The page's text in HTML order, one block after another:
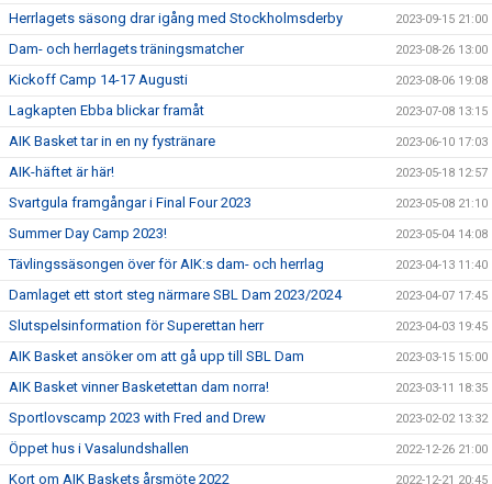
Herrlagets säsong drar igång med Stockholmsderby 2023-09-15 21:00
Dam- och herrlagets träningsmatcher 2023-08-26 13:00
Kickoff Camp 14-17 Augusti 2023-08-06 19:08
Lagkapten Ebba blickar framåt 2023-07-08 13:15
AIK Basket tar in en ny fystränare 2023-06-10 17:03
AIK-häftet är här! 2023-05-18 12:57
Svartgula framgångar i Final Four 2023 2023-05-08 21:10
Summer Day Camp 2023! 2023-05-04 14:08
Tävlingssäsongen över för AIK:s dam- och herrlag 2023-04-13 11:40
Damlaget ett stort steg närmare SBL Dam 2023/2024 2023-04-07 17:45
Slutspelsinformation för Superettan herr 2023-04-03 19:45
AIK Basket ansöker om att gå upp till SBL Dam 2023-03-15 15:00
AIK Basket vinner Basketettan dam norra! 2023-03-11 18:35
Sportlovscamp 2023 with Fred and Drew 2023-02-02 13:32
Öppet hus i Vasalundshallen 2022-12-26 21:00
Kort om AIK Baskets årsmöte 2022 2022-12-21 20:45